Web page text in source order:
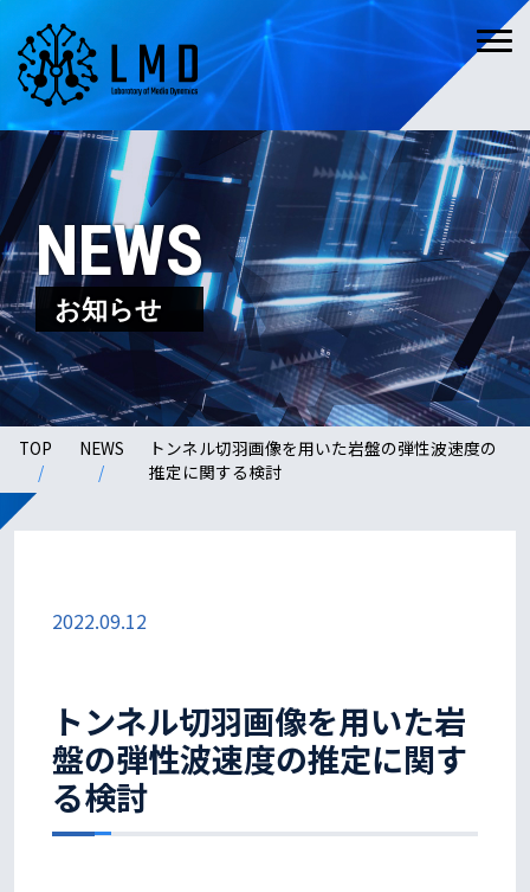
NEWS
お知らせ
TOP NEWS
トンネル切羽画像を用いた岩盤の弾性波速度の
推定に関する検討
2022.09.12
トンネル切羽画像を用いた岩
盤の弾性波速度の推定に関す
る検討